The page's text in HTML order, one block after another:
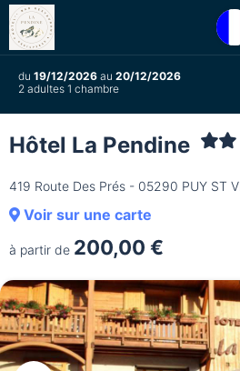
du 19/12/2026 au 20/12/2026
2 adultes 1 chambre
Hôtel La Pendine
419 Route Des Prés - 05290 PUY ST
Voir sur une carte
à partir de 200,00 €